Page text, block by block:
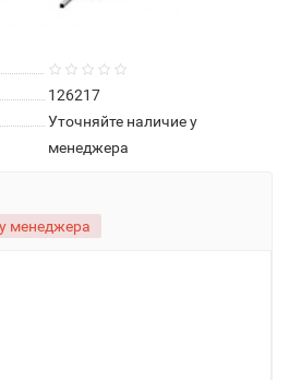
126217
Уточняйте наличие у
менеджера
менеджера